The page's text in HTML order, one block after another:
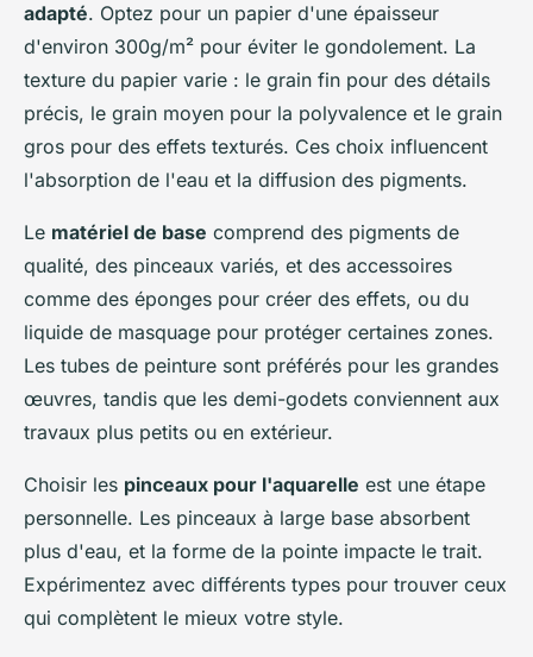
adapté. Optez pour un papier d'une épaisseur
d'environ 300g/m² pour éviter le gondolement. La
texture du papier varie : le grain fin pour des détails
précis, le grain moyen pour la polyvalence et le grain
gros pour des effets texturés. Ces choix influencent
l'absorption de l'eau et la diffusion des pigments.
Le matériel de base comprend des pigments de
qualité, des pinceaux variés, et des accessoires
comme des éponges pour créer des effets, ou du
liquide de masquage pour protéger certaines zones.
Les tubes de peinture sont préférés pour les grandes
œuvres, tandis que les demi-godets conviennent aux
travaux plus petits ou en extérieur.
Choisir les pinceaux pour l'aquarelle est une étape
personnelle. Les pinceaux à large base absorbent
plus d'eau, et la forme de la pointe impacte le trait.
Expérimentez avec différents types pour trouver ceux
qui complètent le mieux votre style.